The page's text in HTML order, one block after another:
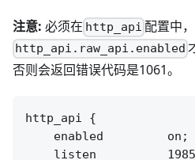
注意: 必须在 http_api 配置中
http_api.raw_api.enabled
否则会返回错误代码是1061。
http_api {
    enabled         on;
listen